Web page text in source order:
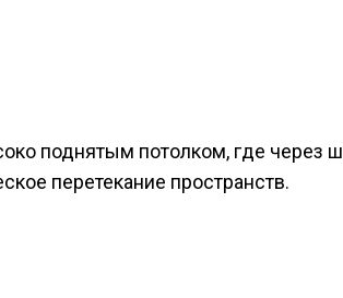
поднятым потолком, где через
перетекание пространств.